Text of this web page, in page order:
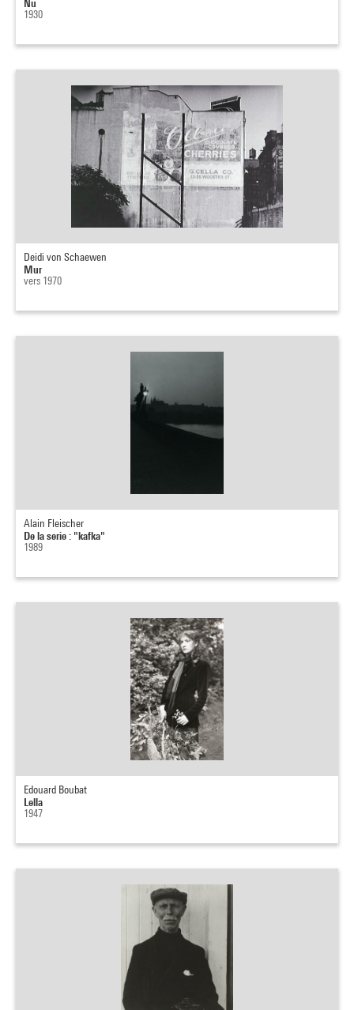
Nu
1930
Deidi von Schaewen
Mur
vers 1970
Alain Fleischer
De la serie : "kafka"
1989
Edouard Boubat
Lella
1947